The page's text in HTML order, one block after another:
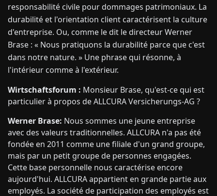
responsabilité civile pour dommages patrimoniaux. La
durabilité et l'orientation client caractérisent la culture
d'entreprise. Ou, comme le dit le directeur Werner
Brase : « Nous pratiquons la durabilité parce que c'est
dans notre nature. » Une phrase qui résonne, à
l'intérieur comme à l'extérieur.
Wirtschaftsforum : Monsieur Brase, qu'est-ce qui est
particulier à propos de ALLCURA Versicherungs-AG ?
Werner Brase: Nous sommes une jeune entreprise
avec des valeurs traditionnelles. ALLCURA n'a pas été
fondée en 2011 comme une filiale d'un grand groupe,
mais par un petit groupe de personnes engagées.
Cette base personnelle nous caractérise encore
aujourd'hui. ALLCURA appartient en grande partie aux
employés. La société de participation des employés est